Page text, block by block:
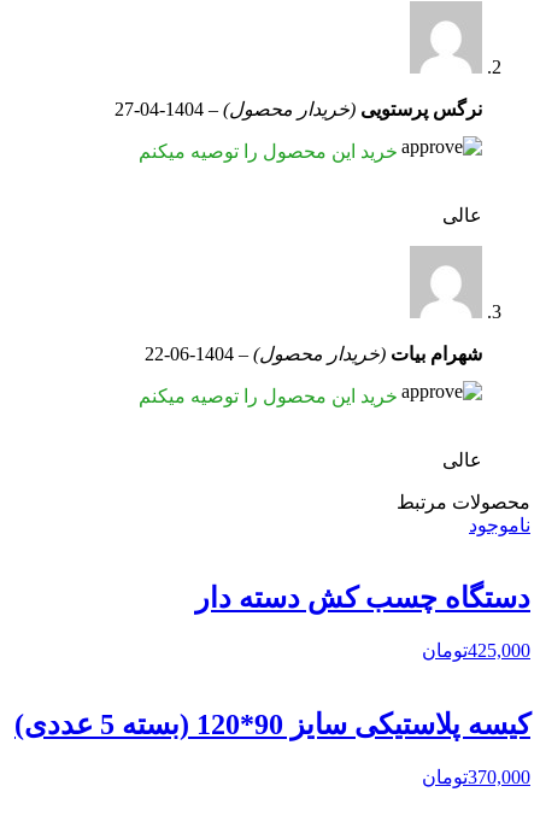
نرگس پرستویی (خریدار محصول) –
1404-04-27
خرید این محصول را توصیه میکنم
عالی
شهرام بیات (خریدار محصول) –
1404-06-22
خرید این محصول را توصیه میکنم
عالی
محصولات مرتبط
ناموجود
دستگاه چسب کش دسته دار
425,000تومان
کیسه پلاستیکی سایز 90*120 (بسته 5 عددی)
370,000تومان